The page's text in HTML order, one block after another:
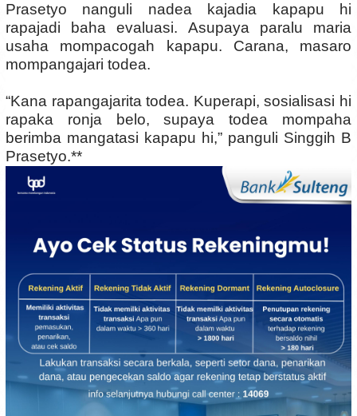
Prasetyo nanguli nadea kajadia kapapu hi
rapajadi baha evaluasi. Asupaya paralu maria
usaha mompacogah kapapu. Carana, masaro
mompangajari todea.
“Kana rapangajarita todea. Kuperapi, sosialisasi hi
rapaka ronja belo, supaya todea mompaha
berimba mangatasi kapapu hi,” panguli Singgih B
Prasetyo.**